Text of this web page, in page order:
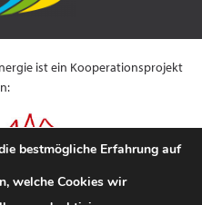
ist ein Kooperationsprojekt
bestmögliche Erfahrung auf
welche Cookies wir